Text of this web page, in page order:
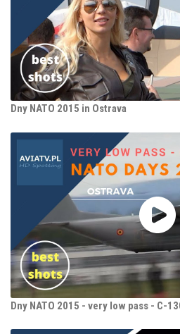
Dny NATO 2015 in Ostrava
Dny NATO 2015 - very low pass - C-